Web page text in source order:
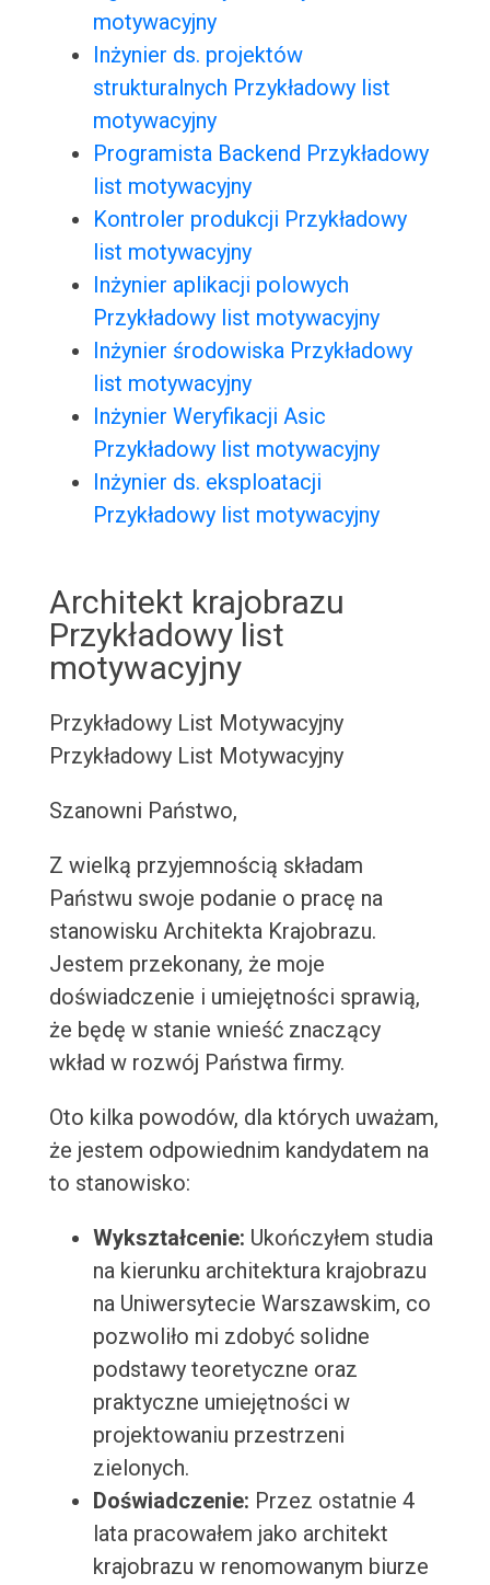
motywacyjny
Inżynier ds. projektów
strukturalnych Przykładowy list
motywacyjny
Programista Backend Przykładowy
list motywacyjny
Kontroler produkcji Przykładowy
list motywacyjny
Inżynier aplikacji polowych
Przykładowy list motywacyjny
Inżynier środowiska Przykładowy
list motywacyjny
Inżynier Weryfikacji Asic
Przykładowy list motywacyjny
Inżynier ds. eksploatacji
Przykładowy list motywacyjny
Architekt krajobrazu
Przykładowy list
motywacyjny
Przykładowy List Motywacyjny
Przykładowy List Motywacyjny
Szanowni Państwo,
Z wielką przyjemnością składam
Państwu swoje podanie o pracę na
stanowisku Architekta Krajobrazu.
Jestem przekonany, że moje
doświadczenie i umiejętności sprawią,
że będę w stanie wnieść znaczący
wkład w rozwój Państwa firmy.
Oto kilka powodów, dla których uważam,
że jestem odpowiednim kandydatem na
to stanowisko:
Wykształcenie: Ukończyłem studia
na kierunku architektura krajobrazu
na Uniwersytecie Warszawskim, co
pozwoliło mi zdobyć solidne
podstawy teoretyczne oraz
praktyczne umiejętności w
projektowaniu przestrzeni
zielonych.
Doświadczenie: Przez ostatnie 4
lata pracowałem jako architekt
krajobrazu w renomowanym biurze